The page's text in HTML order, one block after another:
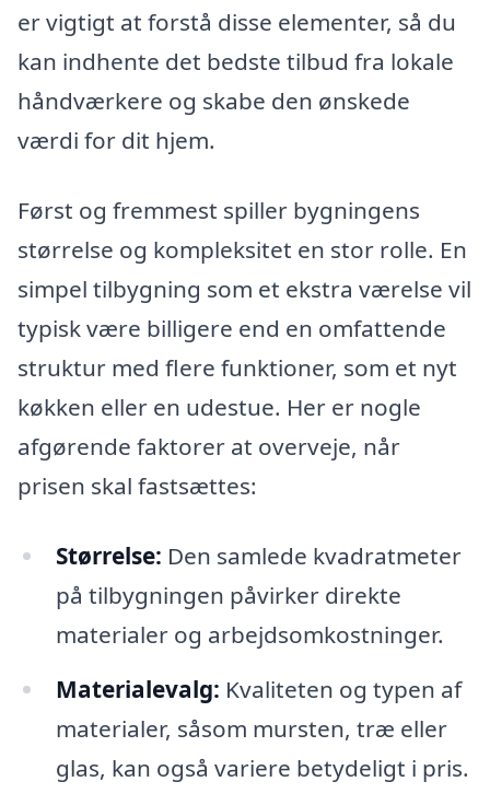
er vigtigt at forstå disse elementer, så du
kan indhente det bedste tilbud fra lokale
håndværkere og skabe den ønskede
værdi for dit hjem.
Først og fremmest spiller bygningens
størrelse og kompleksitet en stor rolle. En
simpel tilbygning som et ekstra værelse vil
typisk være billigere end en omfattende
struktur med flere funktioner, som et nyt
køkken eller en udestue. Her er nogle
afgørende faktorer at overveje, når
prisen skal fastsættes:
Størrelse: Den samlede kvadratmeter
på tilbygningen påvirker direkte
materialer og arbejdsomkostninger.
Materialevalg: Kvaliteten og typen af
materialer, såsom mursten, træ eller
glas, kan også variere betydeligt i pris.